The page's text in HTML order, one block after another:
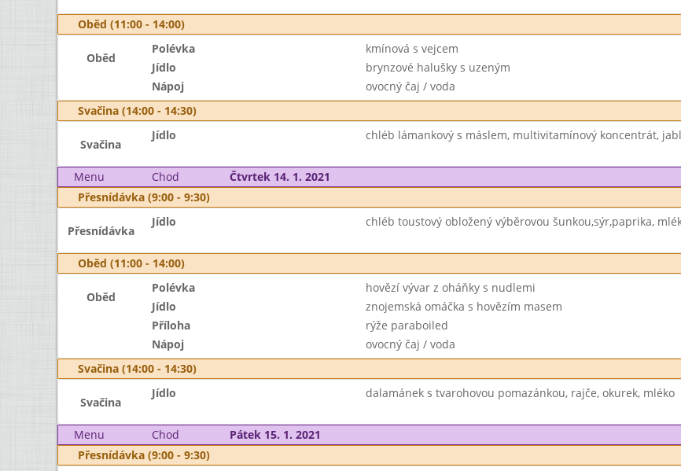
Oběd (11:00 - 14:00)
Oběd
Polévka kmínová s vejcem
Jídlo
brynzové halušky s uzeným
Nápoj
ovocný čaj / voda
Svačina (14:00 - 14:30)
Svačina
Jídlo chléb lámankový s máslem, multivitamínový koncentrát,
Menu Chod Čtvrtek 14. 1. 2021
Přesnídávka (9:00 - 9:30)
Přesnídávka
Jídlo chléb toustový obložený výběrovou šunkou,sýr,paprika,
Oběd (11:00 - 14:00)
Oběd
Polévka hovězí vývar z oháňky s nudlemi
Jídlo
znojemská omáčka s hovězím masem
Příloha
rýže paraboiled
Nápoj
ovocný čaj / voda
Svačina (14:00 - 14:30)
Svačina
Jídlo dalamánek s tvarohovou pomazánkou, rajče, okurek, mléko
Menu Chod Pátek 15. 1. 2021
Přesnídávka (9:00 - 9:30)